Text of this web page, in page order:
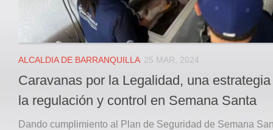
ALCALDIA DE BARRANQUILLA 25 MAR, 2024
Caravanas por la Legalidad, una
la regulación y control en Semana Santa
Dando cumplimiento al Plan de Seguridad de Semana